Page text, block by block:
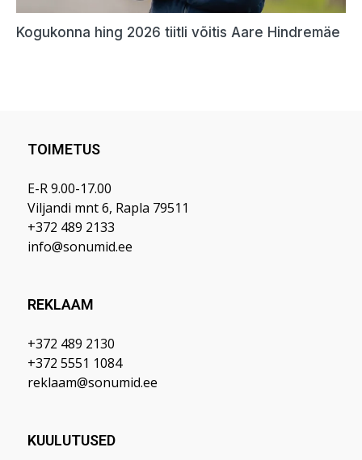
TOIMETUS
E-R 9.00-17.00
Viljandi mnt 6, Rapla 79511
+372 489 2133
info@sonumid.ee
REKLAAM
+372 489 2130
+372 5551 1084
reklaam@sonumid.ee
KUULUTUSED